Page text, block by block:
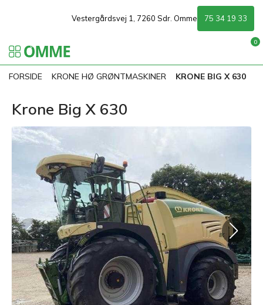
Vestergårdsvej 1, 7260 Sdr. Omme 75 34 19 33
0
FORSIDE KRONE HØ GRØNTMASKINER KRONE BIG X 630
Krone Big X 630